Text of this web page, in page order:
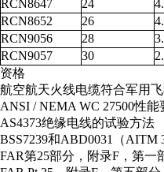
RCN8647 24
RCN8652
26
RCN9056
28
RCN9057
30
资格
航空航天火线电缆符合军用
ANSI / NEMA WC 27500性
AS4373绝缘电线的试验方法
BSS7239和ABD0031（AITM
FAR第25部分，附录F，第一